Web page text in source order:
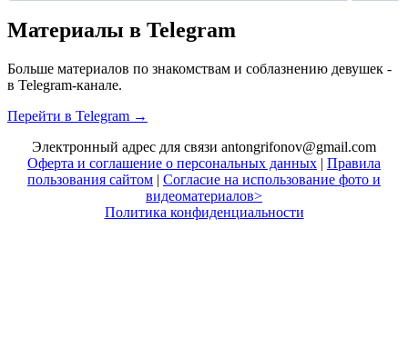
Материалы в Telegram
Больше материалов по знакомствам и соблазнению девушек -
в Telegram-канале.
Перейти в Telegram →
Электронный адрес для связи antongrifonov@gmail.com
Оферта и соглашение о персональных данных | Правила
пользования сайтом | Согласие на использование фото и
видеоматериалов>
Политика конфиденциальности